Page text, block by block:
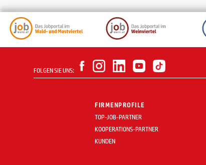
FOLGEN SIE UNS:
FIRMENPROFILE
TOP-JOB-PARTNER
KOOPERATIONS-PARTNER
KUNDEN